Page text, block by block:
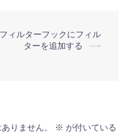
フィルターフックにフィル
ターを追加する
⟶
りません。 ※ が付いている